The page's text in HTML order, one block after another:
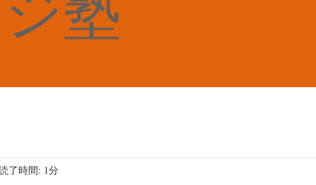
了時間: 1分